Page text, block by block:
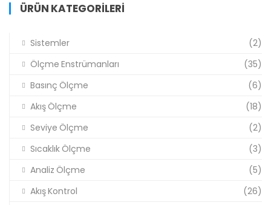
ÜRÜN KATEGORILERI
Sistemler
(2)
Ölçme Enstrümanları
(35)
Basınç Ölçme
(6)
Akış Ölçme
(18)
Seviye Ölçme
(2)
Sıcaklık Ölçme
(3)
Analiz Ölçme
(5)
Akış Kontrol
(26)